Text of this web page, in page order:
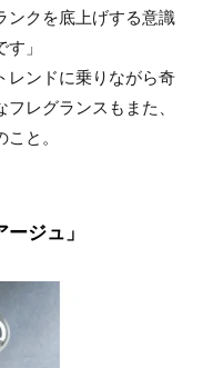
ンクを底上げする意識
」
レンドに乗りながら奇
レグランスもまた、
と。
ジュ」